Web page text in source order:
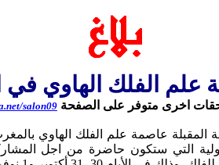
الفلك الهاوي في
اخرى متوفر على الصفحةsalon09
المقبلة عاصمة علم الفلك الهاوي
التي ستكون حاضرة من اجل